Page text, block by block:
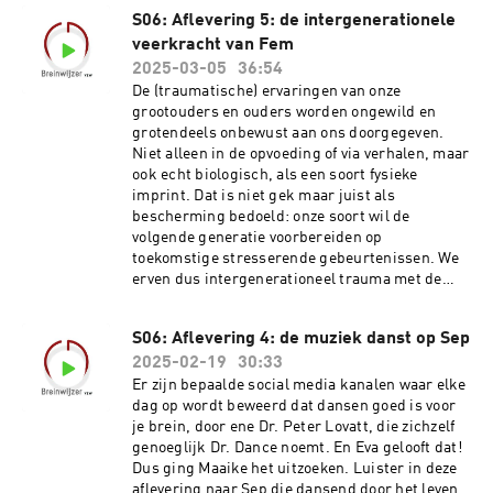
of the neural response to threat. Psychol Sci.
2006 Dec;17(12):1032-9. Een overzicht van het
effect van aanraking in MRI onderzoek vind je in
dit artikel: T. (2010). Touch for socioemotional
and physical well-being: A review.
Developmental Review, 30(4), 367-383. De Eos
podcast ‘Ik heb een vraag’ over het effect van
een maand zonder alcohol.
S06: Aflevering 5: de intergenerationele
veerkracht van Fem
2025-03-05
36:54
De (traumatische) ervaringen van onze
grootouders en ouders worden ongewild en
grotendeels onbewust aan ons doorgegeven.
Niet alleen in de opvoeding of via verhalen, maar
ook echt biologisch, als een soort fysieke
imprint. Dat is niet gek maar juist als
bescherming bedoeld: onze soort wil de
volgende generatie voorbereiden op
toekomstige stresserende gebeurtenissen. We
erven dus intergenerationeel trauma met de
traumareacties zijn niet altijd aangepast aan
onze huidige omstandigheden, en een sterke
neurologische of epigenetische paraatheid voor
heftige gebeurtenissen is vandaag misschien
eerder een nadeel. We onderzoeken in deze
aflevering hoe dat doorgeven over generaties
heen werkt, welke effecten het heeft én hoe je er
mee aan de slag kan. Getuige Fem deelt haar
S06: Aflevering 4: de muziek danst op Sep
2025-02-19
30:33
Er zijn bepaalde social media kanalen waar elke
dag op wordt beweerd dat dansen goed is voor
je brein, door ene Dr. Peter Lovatt, die zichzelf
genoeglijk Dr. Dance noemt. En Eva gelooft dat!
Dus ging Maaike het uitzoeken. Luister in deze